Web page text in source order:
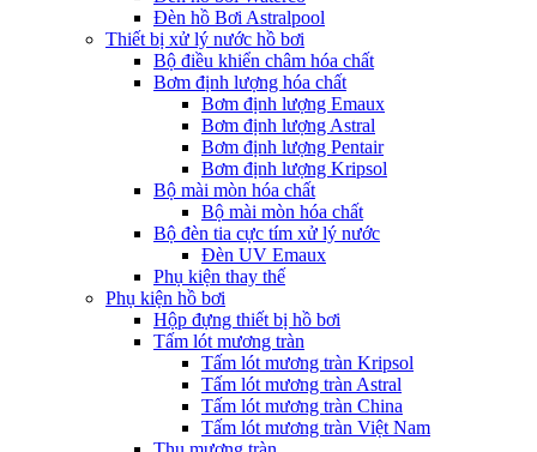
Đèn hồ Bơi Astralpool
Thiết bị xử lý nước hồ bơi
Bộ điều khiển châm hóa chất
Bơm định lượng hóa chất
Bơm định lượng Emaux
Bơm định lượng Astral
Bơm định lượng Pentair
Bơm định lượng Kripsol
Bộ mài mòn hóa chất
Bộ mài mòn hóa chất
Bộ đèn tia cực tím xử lý nước
Đèn UV Emaux
Phụ kiện thay thế
Phụ kiện hồ bơi
Hộp đựng thiết bị hồ bơi
Tấm lót mương tràn
Tấm lót mương tràn Kripsol
Tấm lót mương tràn Astral
Tấm lót mương tràn China
Tấm lót mương tràn Việt Nam